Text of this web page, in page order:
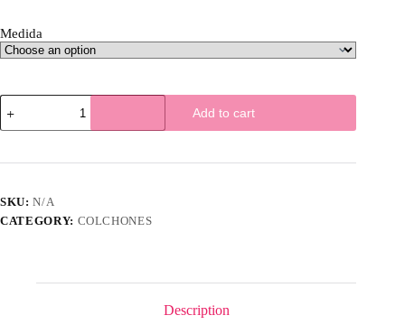
Medida
Colchón
Dis
-
quantity
Add to cart
SKU:N/A
CATEGORY: COLCHONES
Description